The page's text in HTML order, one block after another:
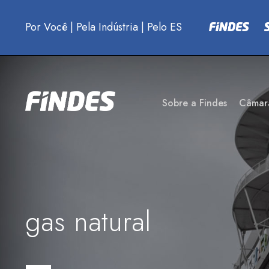
Por Você | Pela Indústria | Pelo ES
Sobre a Findes
gas natural